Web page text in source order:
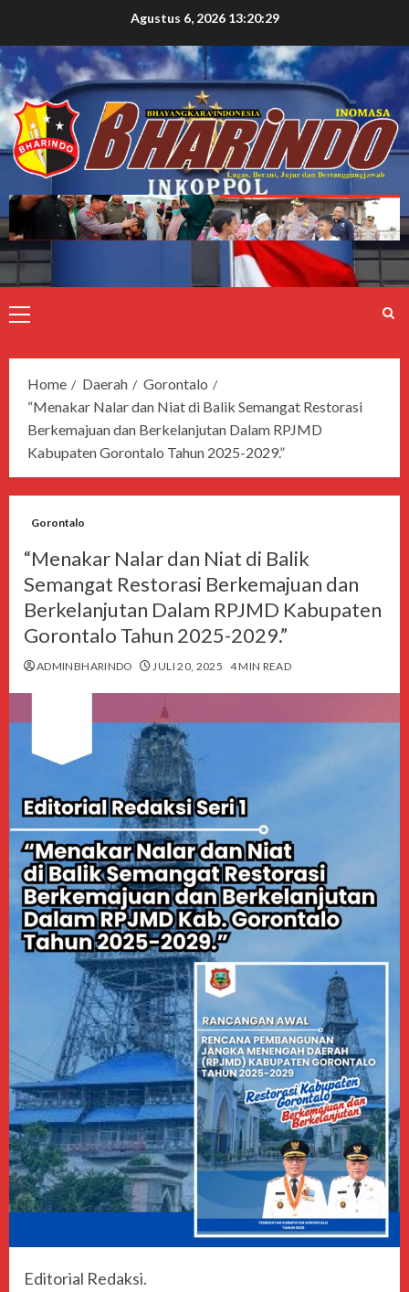
Agustus 6, 2026 13:20:30
Home Daerah
Gorontalo
“Menakar Nalar dan Niat di Balik Semangat Restorasi
Berkemajuan dan Berkelanjutan Dalam RPJMD
Kabupaten Gorontalo Tahun 2025-2029.”
Gorontalo
“Menakar Nalar dan Niat di Balik
Semangat Restorasi Berkemajuan dan
Berkelanjutan Dalam RPJMD Kabupaten
Gorontalo Tahun 2025-2029.”
ADMINBHARINDO JULI 20, 2025 4 MIN READ
Editorial Redaksi.